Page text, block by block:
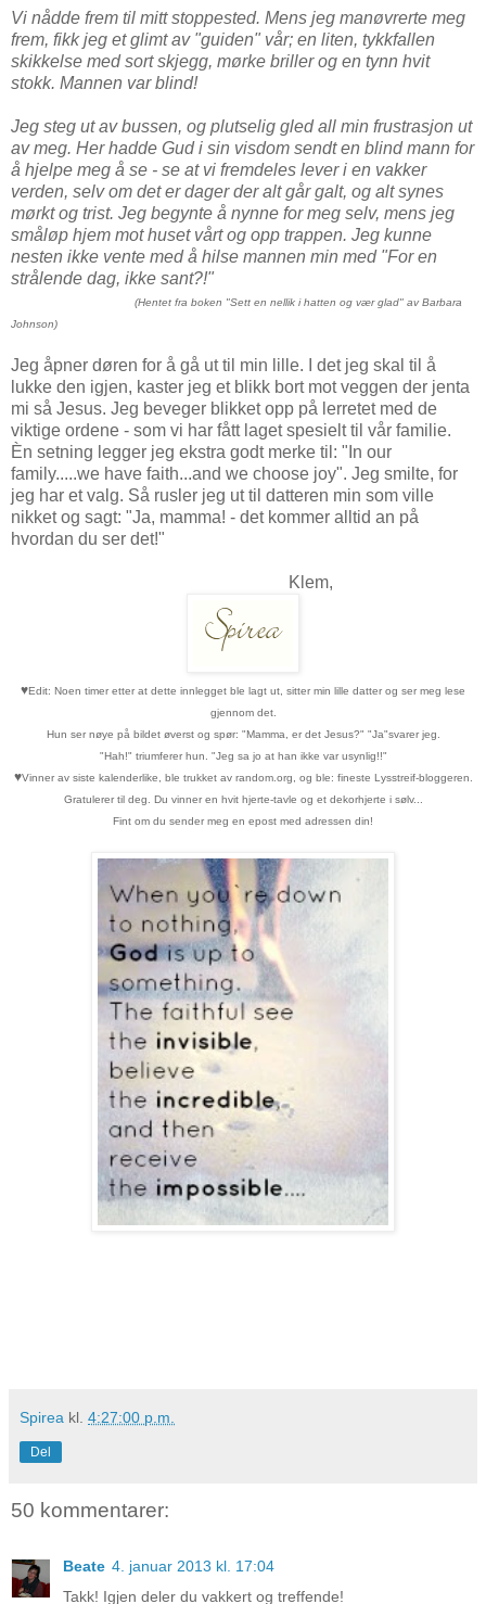
Vi nådde frem til mitt stoppested. Mens jeg manøvrerte meg
frem, fikk jeg et glimt av "guiden" vår; en liten, tykkfallen
skikkelse med sort skjegg, mørke briller og en tynn hvit
stokk. Mannen var blind!
Jeg steg ut av bussen, og plutselig gled all min frustrasjon ut
av meg. Her hadde Gud i sin visdom sendt en blind mann for
å hjelpe meg å se - se at vi fremdeles lever i en vakker
verden, selv om det er dager der alt går galt, og alt synes
mørkt og trist. Jeg begynte å nynne for meg selv, mens jeg
småløp hjem mot huset vårt og opp trappen. Jeg kunne
nesten ikke vente med å hilse mannen min med "For en
strålende dag, ikke sant?!"
(Hentet fra boken "Sett en nellik i hatten og vær glad" av Barbara
Johnson)
Jeg åpner døren for å gå ut til min lille. I det jeg skal til å
lukke den igjen, kaster jeg et blikk bort mot veggen der jenta
mi så Jesus. Jeg beveger blikket opp på lerretet med de
viktige ordene - som vi har fått laget spesielt til vår familie.
Èn setning legger jeg ekstra godt merke til: "In our
family.....we have faith...and we choose joy". Jeg smilte, for
jeg har et valg. Så rusler jeg ut til datteren min som ville
nikket og sagt: "Ja, mamma! - det kommer alltid an på
hvordan du ser det!"
Klem,
♥Edit: Noen timer etter at dette innlegget ble lagt ut, sitter min lille datter og ser meg lese
gjennom det.
Hun ser nøye på bildet øverst og spør: "Mamma, er det Jesus?" "Ja"svarer jeg.
"Hah!" triumferer hun. "Jeg sa jo at han ikke var usynlig!!"
♥Vinner av siste kalenderlike, ble trukket av random.org, og ble: fineste Lysstreif-bloggeren.
Gratulerer til deg. Du vinner en hvit hjerte-tavle og et dekorhjerte i sølv...
Fint om du sender meg en epost med adressen din!
Spirea kl. 4:27:00 p.m.
Del
50 kommentarer:
Beate 4. januar 2013 kl. 17:04
Takk! Igjen deler du vakkert og treffende!